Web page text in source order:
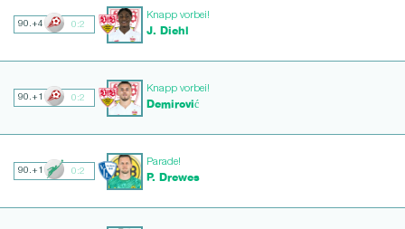
90.+4 0:2
Knapp vorbei!
J. Diehl
90.+1 0:2
Knapp vorbei!
Demirović
90.+1 0:2
Parade!
P. Drewes